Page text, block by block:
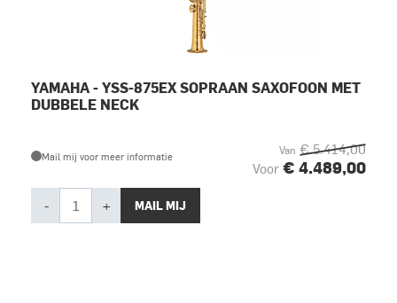
YAMAHA - YSS-875EX SOPRAAN SAXOFOON MET
DUBBELE NECK
Mail mij voor meer informatie Van € 5.414,00
Voor € 4.489,00
- + MAIL MIJ